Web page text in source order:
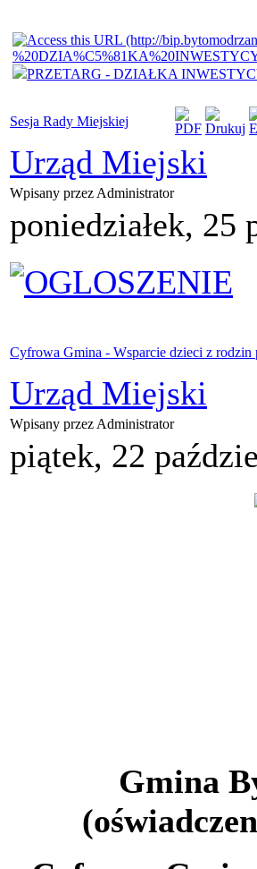
PRZETARG - DZIAŁKA
Sesja Rady Miejskiej
Urząd Miejski
Wpisany przez Administrator
poniedziałek, 25
Cyfrowa Gmina - Wsparcie dzieci z rodzin
Urząd Miejski
Wpisany przez Administrator
piątek, 22
Gmina